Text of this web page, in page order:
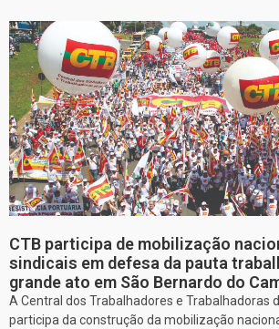
CTB participa de mobilização
sindicais em defesa da pauta
grande ato em São Bernardo do
A Central dos Trabalhadores e Trabalhadoras
participa da construção da mobilização